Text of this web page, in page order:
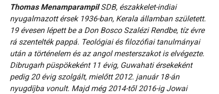
Thomas MenamparampilSDB, északkelet-indiai
nyugalmazott érsek 1936-ban, Kerala államban született.
19 évesen lépett be a Don Bosco Szalézi Rendbe, tíz évre
rá szentelték pappá. Teológiai és filozófiai tanulmányai
után a történelem és az angol mesterszakot is elvégezte.
Dibrugarh püspökeként 11 évig, Guwahati érsekeként
pedig 20 évig szolgált, mielőtt 2012. január 18-án
nyugdíjba vonult. Majd még 2014-től 2016-ig Jowai